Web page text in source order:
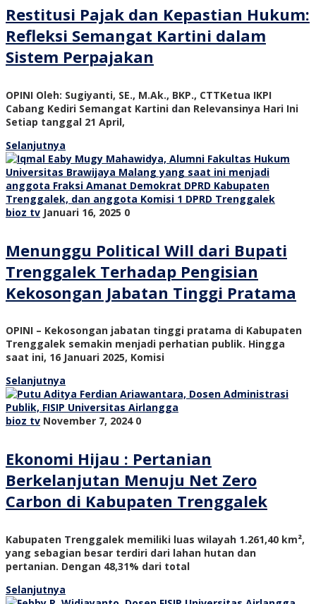
Restitusi Pajak dan Kepastian Hukum:
Refleksi Semangat Kartini dalam
Sistem Perpajakan
OPINI Oleh: Sugiyanti, SE., M.Ak., BKP., CTTKetua IKPI
Cabang Kediri Semangat Kartini dan Relevansinya Hari Ini
Setiap tanggal 21 April,
Selanjutnya
bioz tv Januari 16, 2025 0
Menunggu Political Will dari Bupati
Trenggalek Terhadap Pengisian
Kekosongan Jabatan Tinggi Pratama
OPINI – Kekosongan jabatan tinggi pratama di Kabupaten
Trenggalek semakin menjadi perhatian publik. Hingga
saat ini, 16 Januari 2025, Komisi
Selanjutnya
bioz tv November 7, 2024 0
Ekonomi Hijau : Pertanian
Berkelanjutan Menuju Net Zero
Carbon di Kabupaten Trenggalek
Kabupaten Trenggalek memiliki luas wilayah 1.261,40 km²,
yang sebagian besar terdiri dari lahan hutan dan
pertanian. Dengan 48,31% dari total
Selanjutnya